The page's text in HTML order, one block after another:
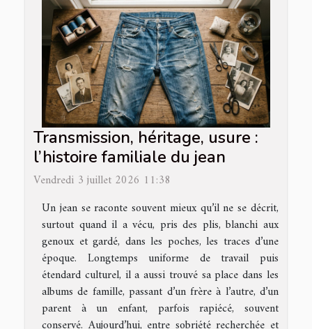
Transmission, héritage, usure :
l’histoire familiale du jean
Vendredi 3 juillet 2026 11:38
Un jean se raconte souvent mieux qu’il ne se décrit,
surtout quand il a vécu, pris des plis, blanchi aux
genoux et gardé, dans les poches, les traces d’une
époque. Longtemps uniforme de travail puis
étendard culturel, il a aussi trouvé sa place dans les
albums de famille, passant d’un frère à l’autre, d’un
parent à un enfant, parfois rapiécé, souvent